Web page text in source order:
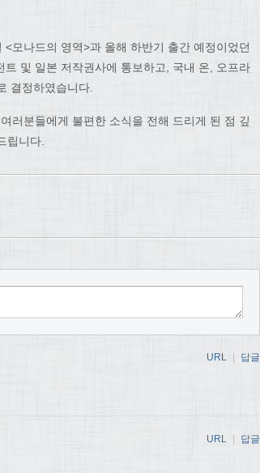
모나드의 영역>과 올해 하반기 출간 예정이었던
및 일본 저작권사에 통보하고, 국내 온, 오프라
결정하였습니다.
러분들에게 불편한 소식을 전해 드리게 된 점 깊
립니다.
URL | 답글
URL | 답글